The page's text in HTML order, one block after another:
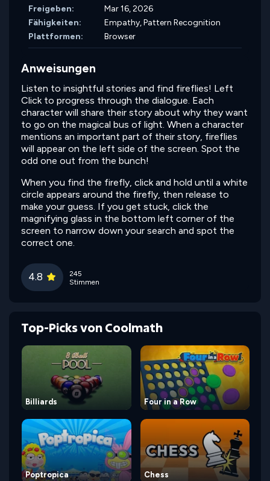
Freigeben:
Mar 16, 2026
Fähigkeiten:
Empathy,Pattern Recognition
Plattformen:
Browser
Anweisungen
Listen to insightful stories and find fireflies! Left
Click to progress through the dialogue. Each
character will share their story about why they want
to go on the magical bus of light. When a character
mentions an important part of their story, fireflies
will appear on the left side of the screen. Spot the
odd one out from the bunch!
When you find the firefly, click and hold until a white
circle appears around the firefly, then release to
make your guess. If you get stuck, click the
magnifying glass in the bottom left corner of the
screen to narrow down your search and spot the
correct one.
4.8
245
Stimmen
Top-Picks von Coolmath
Billiards Four in a Row
Poptropica Chess